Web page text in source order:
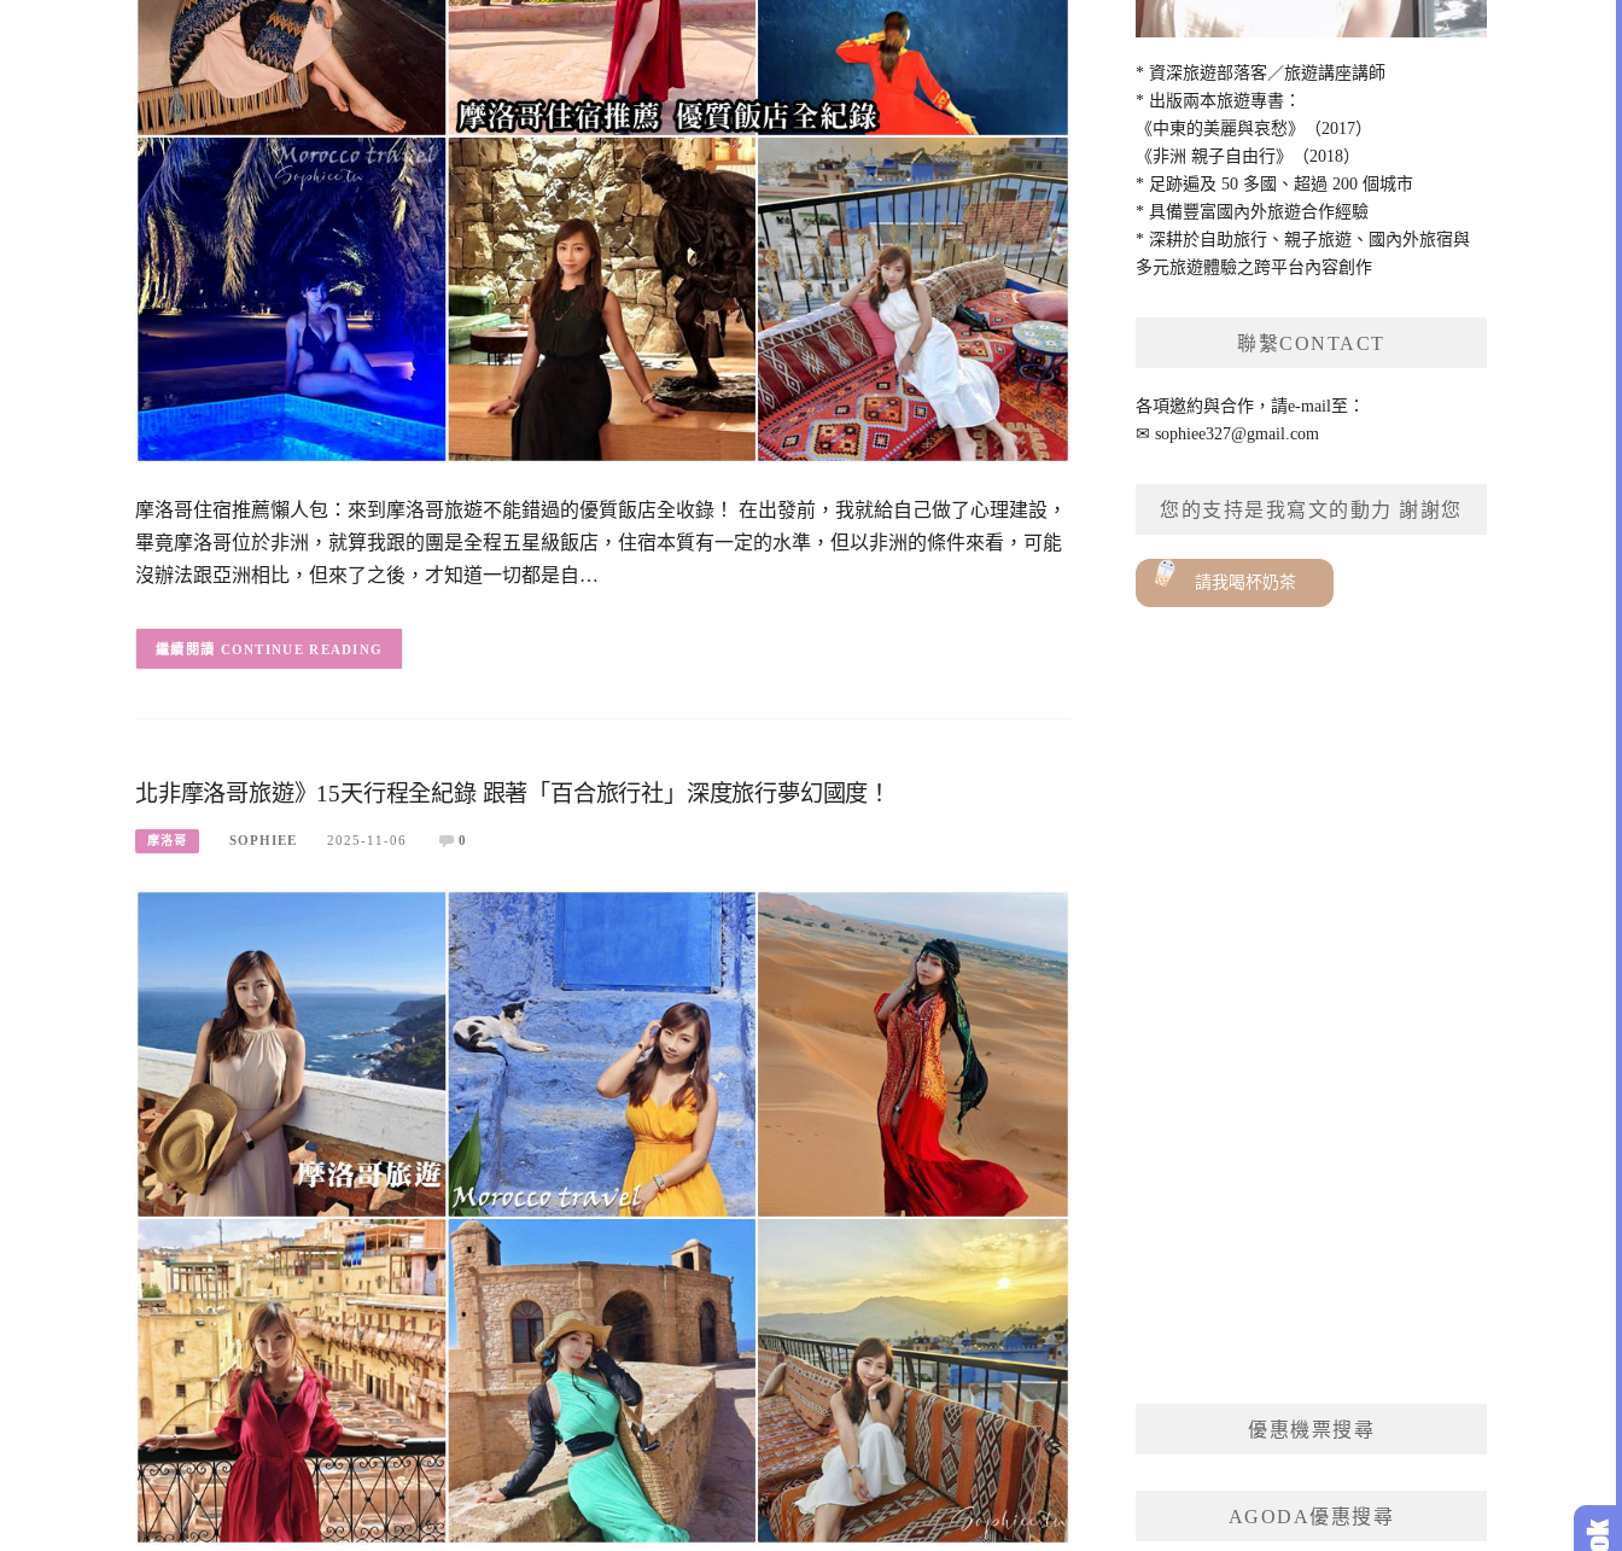
摩洛哥住宿推薦懶人包：來到摩洛哥旅遊不能錯過的優質飯店全收錄！ 在出發前，我就給自己做了心理建設，
畢竟摩洛哥位於非洲，就算我跟的團是全程五星級飯店，住宿本質有一定的水準，但以非洲的條件來看，可能
沒辦法跟亞洲相比，但來了之後，才知道一切都是自…
CONTINUE READING
北非摩洛哥旅遊》15天行程全紀錄 跟著「百合旅行社」深度旅行夢幻國度！
摩洛哥 SOPHIEE 2025-11-06 0
* 資深旅遊部落客／旅遊講座講師
* 出版兩本旅遊專書：
《中東的美麗與哀愁》（2017）
《非洲 親子自由行》（2018）
* 足跡遍及 50 多國、超過 200 個城市
* 具備豐富國內外旅遊合作經驗
* 深耕於自助旅行、親子旅遊、國內外旅宿與
多元旅遊體驗之跨平台內容創作
聯繫CONTACT
各項邀約與合作，請e-mail至：
✉sophiee327@gmail.com
您的支持是我寫文的動力 謝謝您
請我喝杯奶茶
優惠機票搜尋
AGODA優惠搜尋